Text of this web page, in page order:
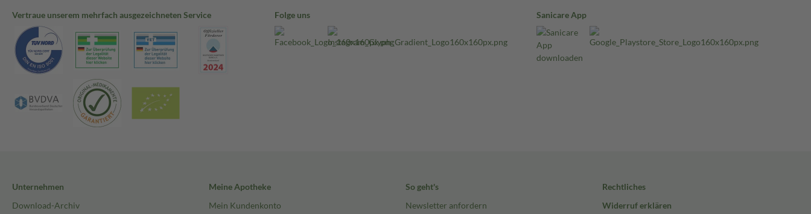
Vertraue unserem mehrfach ausgezeichneten Service Folge uns Sanicare App
Unternehmen
Download-Archiv
Meine Apotheke
Mein Kundenkonto
So geht's
Newsletter anfordern
Rechtliches
Widerruf erklären